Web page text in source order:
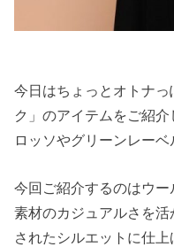
今日はちょっとオトナ
ク」のアイテムをご紹
ロッソやグリーンレー
今回ご紹介するのはウー
素材のカジュアルさを
されたシルエットに仕上